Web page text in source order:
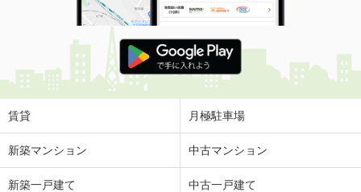
賃貸 月極駐車場
新築マンション 中古マンション
新築一戸建て 中古一戸建て